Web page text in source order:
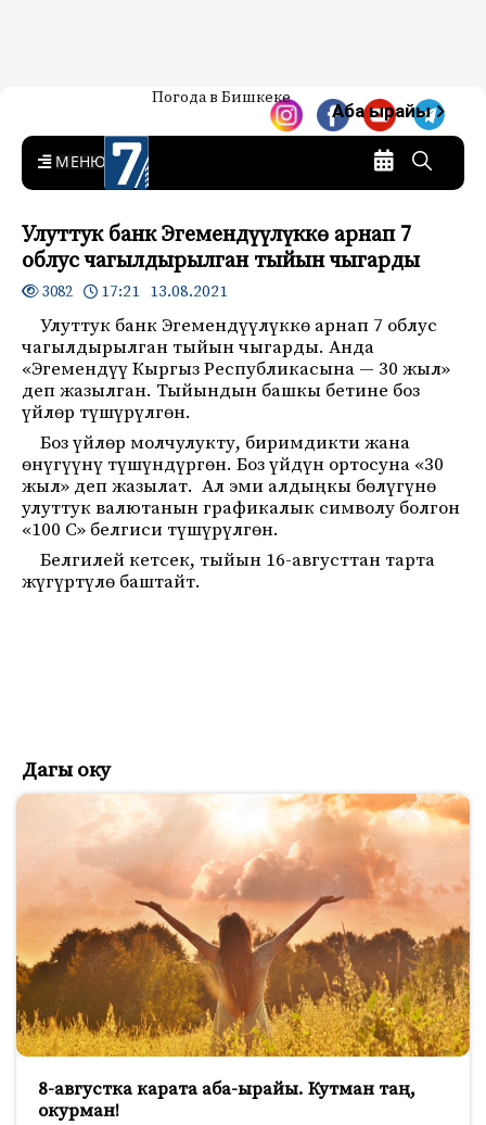
7-канал. Жаңылыктар —
Кыргызстан
Жаңылыктар — Кыргызстан
Погода в Бишкеке
Аба ырайы
MENU
Улуттук банк Эгемендүүлүккө арнап 7
облус чагылдырылган тыйын чыгарды
3082 17:21 13.08.2021
Улуттук банк Эгемендүүлүккө арнап 7 облус
чагылдырылган тыйын чыгарды. Анда
«Эгемендүү Кыргыз Республикасына — 30 жыл»
деп жазылган. Тыйындын башкы бетине боз
үйлөр түшүрүлгөн.
Боз үйлөр молчулукту, биримдикти жана
өнүгүүнү түшүндүргөн. Боз үйдүн ортосуна «30
жыл» деп жазылат. Ал эми алдыңкы бөлүгүнө
улуттук валютанын графикалык символу болгон
«100 С» белгиси түшүрүлгөн.
Белгилей кетсек, тыйын 16-августтан тарта
жүгүртүлө баштайт.
Дагы оку
8-августка карата аба-ырайы. Кутман таң,
окурман!